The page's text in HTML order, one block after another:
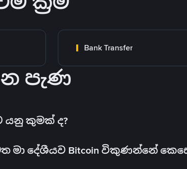
Bank Transfer
පැණ
යනු කුමක් ද?
මත මා දේශීයව Bitcoin විකුණන්නේ